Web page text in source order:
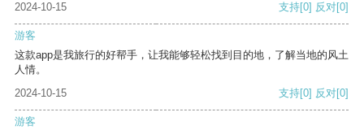
2024-10-15 支持[0] 反对[0]
游客
这款app是我旅行的好帮手，让我能够轻松找到目的地，了解当地的风土
人情。
2024-10-15
支持[0] 反对[0]
游客